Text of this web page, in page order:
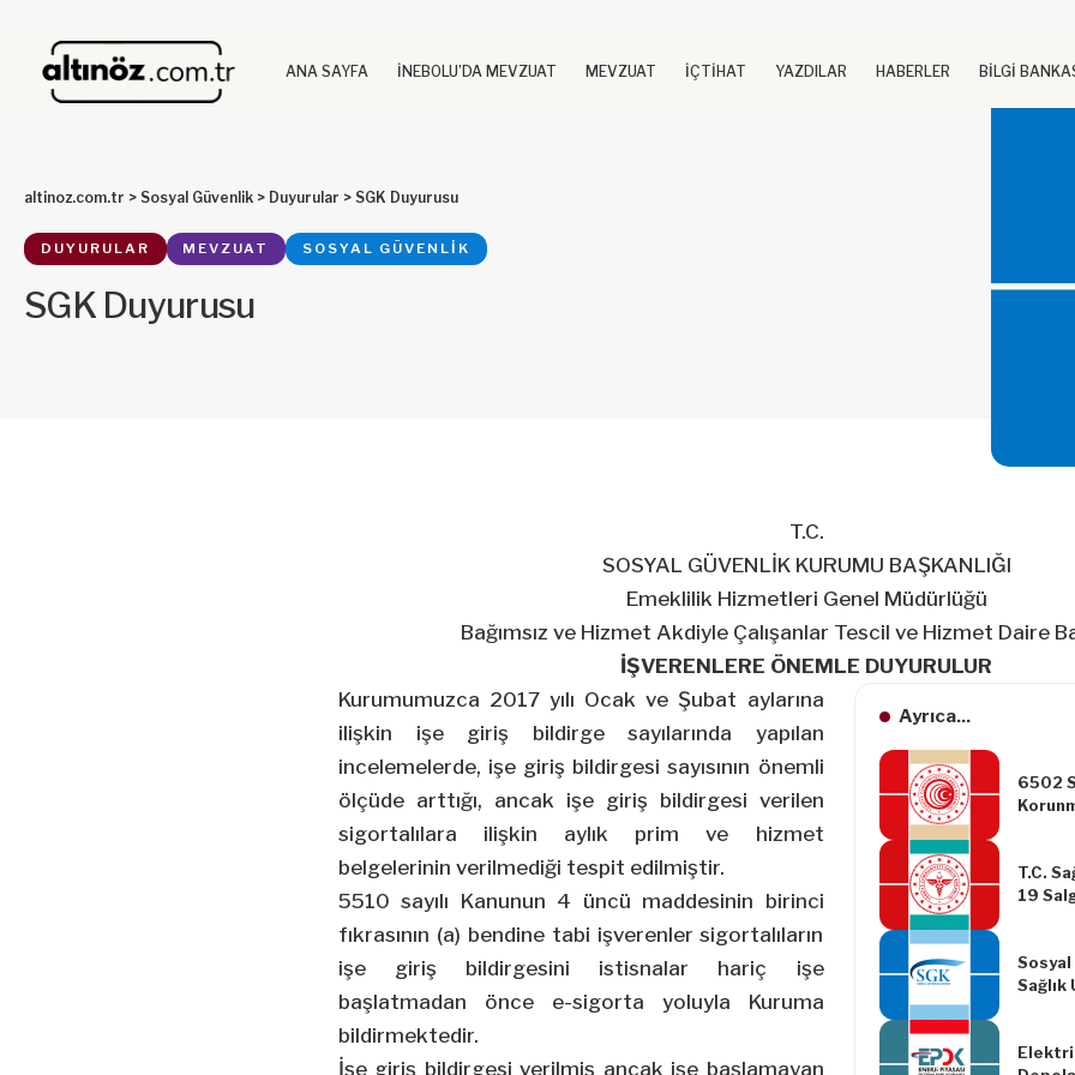
ANA SAYFA İNEBOLU’DA MEVZUAT MEVZUAT İÇTİHAT YAZDILAR HABERLER BİLGİ
altinoz.com.tr > Sosyal Güvenlik > Duyurular > SGK Duyurusu
DUYURULAR MEVZUAT SOSYAL GÜVENLIK
SGK Duyurusu
T.C.
SOSYAL GÜVENLİK KURUMU BAŞKANLIĞI
Emeklilik Hizmetleri Genel Müdürlüğü
Bağımsız ve Hizmet Akdiyle Çalışanlar Tescil ve Hizmet Daire
İŞVERENLERE ÖNEMLE DUYURULUR
Ayrıca...
6502
T.C.
19
Sosyal
Sağlık
Kurumumuzca 2017 yılı Ocak ve Şubat aylarına
ilişkin işe giriş bildirge sayılarında yapılan
incelemelerde, işe giriş bildirgesi sayısının önemli
ölçüde arttığı, ancak işe giriş bildirgesi verilen
sigortalılara ilişkin aylık prim ve hizmet
belgelerinin verilmediği tespit edilmiştir.
5510 sayılı Kanunun 4 üncü maddesinin birinci
fıkrasının (a) bendine tabi işverenler sigortalıların
işe giriş bildirgesini istisnalar hariç işe
başlatmadan önce e-sigorta yoluyla Kuruma
bildirmektedir.
İşe giriş bildirgesi verilmiş ancak işe başlamayan